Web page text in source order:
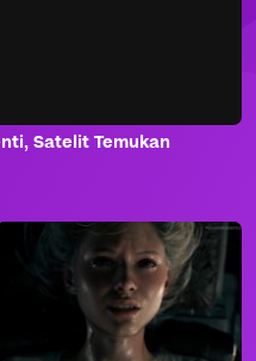
Satelit Temukan